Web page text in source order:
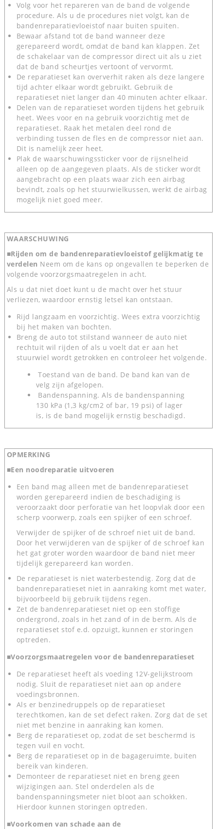
Volg voor het repareren van de band de volgende
procedure. Als u de procedures niet volgt, kan de
bandenreparatievloeistof naar buiten spuiten.
Bewaar afstand tot de band wanneer deze
gerepareerd wordt, omdat de band kan klappen. Zet
de schakelaar van de compressor direct uit als u ziet
dat de band scheurtjes vertoont of vervormt.
De reparatieset kan oververhit raken als deze langere
tijd achter elkaar wordt gebruikt. Gebruik de
reparatieset niet langer dan 40 minuten achter elkaar.
Delen van de reparatieset worden tijdens het gebruik
heet. Wees voor en na gebruik voorzichtig met de
reparatieset. Raak het metalen deel rond de
verbinding tussen de fles en de compressor niet aan.
Dit is namelijk zeer heet.
Plak de waarschuwingssticker voor de rijsnelheid
alleen op de aangegeven plaats. Als de sticker wordt
aangebracht op een plaats waar zich een airbag
bevindt, zoals op het stuurwielkussen, werkt de airbag
mogelijk niet goed meer.
WAARSCHUWING
■Rijden om de bandenreparatievloeistof gelijkmatig te
verdelen Neem om de kans op ongevallen te beperken de
volgende voorzorgsmaatregelen in acht.
Als u dat niet doet kunt u de macht over het stuur
verliezen, waardoor ernstig letsel kan ontstaan.
Rijd langzaam en voorzichtig. Wees extra voorzichtig
bij het maken van bochten.
Breng de auto tot stilstand wanneer de auto niet
rechtuit wil rijden of als u voelt dat er aan het
stuurwiel wordt getrokken en controleer het volgende.
Toestand van de band. De band kan van de
velg zijn afgelopen.
Bandenspanning. Als de bandenspanning
130 kPa (1,3 kg/cm2 of bar, 19 psi) of lager
is, is de band mogelijk ernstig beschadigd.
OPMERKING
■Een noodreparatie uitvoeren
Een band mag alleen met de bandenreparatieset
worden gerepareerd indien de beschadiging is
veroorzaakt door perforatie van het loopvlak door een
scherp voorwerp, zoals een spijker of een schroef.
Verwijder de spijker of de schroef niet uit de band.
Door het verwijderen van de spijker of de schroef kan
het gat groter worden waardoor de band niet meer
tijdelijk gerepareerd kan worden.
De reparatieset is niet waterbestendig. Zorg dat de
bandenreparatieset niet in aanraking komt met water,
bijvoorbeeld bij gebruik tijdens regen.
Zet de bandenreparatieset niet op een stoffige
ondergrond, zoals in het zand of in de berm. Als de
reparatieset stof e.d. opzuigt, kunnen er storingen
optreden.
■Voorzorgsmaatregelen voor de bandenreparatieset
De reparatieset heeft als voeding 12V-gelijkstroom
nodig. Sluit de reparatieset niet aan op andere
voedingsbronnen.
Als er benzinedruppels op de reparatieset
terechtkomen, kan de set defect raken. Zorg dat de set
niet met benzine in aanraking kan komen.
Berg de reparatieset op, zodat de set beschermd is
tegen vuil en vocht.
Berg de reparatieset op in de bagageruimte, buiten
bereik van kinderen.
Demonteer de reparatieset niet en breng geen
wijzigingen aan. Stel onderdelen als de
bandenspanningsmeter niet bloot aan schokken.
Hierdoor kunnen storingen optreden.
■Voorkomen van schade aan de